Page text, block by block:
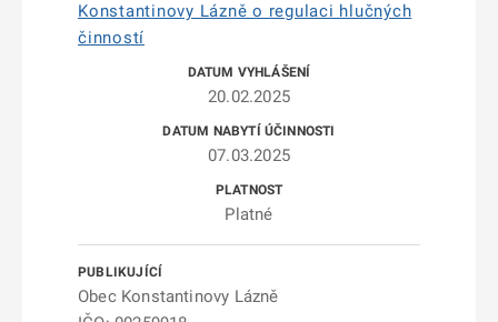
Konstantinovy Lázně o regulaci hlučných
činností
20.02.2025
07.03.2025
Platné
Obec Konstantinovy Lázně